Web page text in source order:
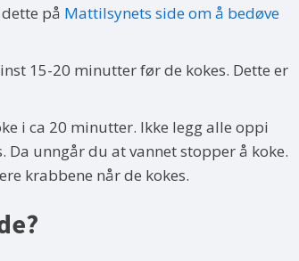
på Mattilsynets side om å bedøve
15-20 minutter før de kokes. Dette er
i ca 20 minutter. Ikke legg alle oppi
Da unngår du at vannet stopper å koke.
krabbene når de kokes.